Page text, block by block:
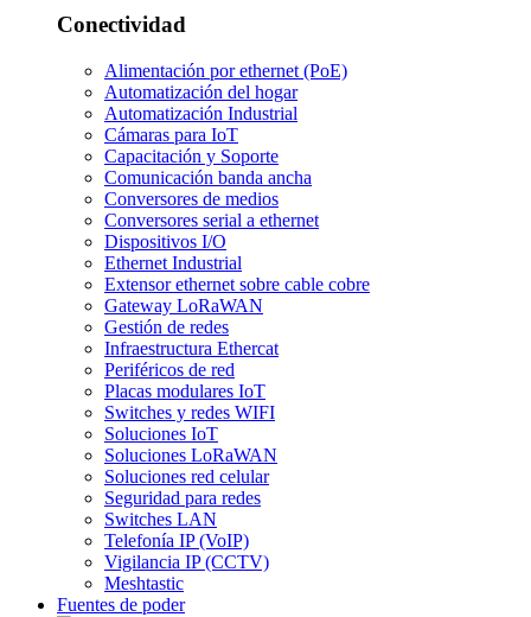
Conectividad
Alimentación por ethernet (PoE)
Automatización del hogar
Automatización Industrial
Cámaras para IoT
Capacitación y Soporte
Comunicación banda ancha
Conversores de medios
Conversores serial a ethernet
Dispositivos I/O
Ethernet Industrial
Extensor ethernet sobre cable cobre
Gateway LoRaWAN
Gestión de redes
Infraestructura Ethercat
Periféricos de red
Placas modulares IoT
Switches y redes WIFI
Soluciones IoT
Soluciones LoRaWAN
Soluciones red celular
Seguridad para redes
Switches LAN
Telefonía IP (VoIP)
Vigilancia IP (CCTV)
Meshtastic
Fuentes de poder